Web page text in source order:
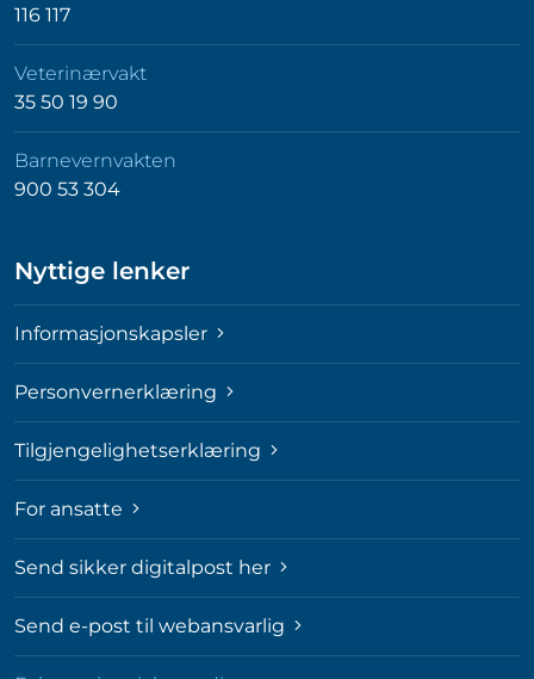
116 117
Veterinærvakt
35 50 19 90
Barnevernvakten
900 53 304
Nyttige lenker
Informasjonskapsler
Personvernerklæring
Tilgjengelighetserklæring
For ansatte
Send sikker digitalpost her
Send e-post til webansvarlig